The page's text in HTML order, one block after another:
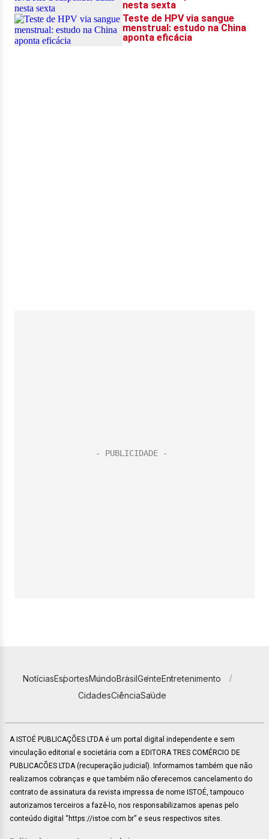
NotíciasEsportesMundoBrasilGenteEntretenimento
CidadesCiênciaSaúde
A ISTOÉ PUBLICAÇÕES LTDA é um portal digital independente e sem
vinculação editorial e societária com a EDITORA TRES COMÉRCIO DE
PUBLICACÕES LTDA (recuperação judicial). Informamos também que não
realizamos cobranças e que também não oferecemos cancelamento do
contrato de assinatura da revista impressa de nome ISTOÉ, tampouco
autorizamos terceiros a fazê-lo, nos responsabilizamos apenas pelo
conteúdo digital “https://istoe.com.br” e seus respectivos sites.